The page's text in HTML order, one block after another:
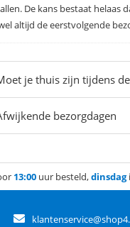
De kans bestaat helaas
altijd de eerstvolgende
je thuis zijn tijdens
bezorgdagen
13:00uur besteld,dinsdag